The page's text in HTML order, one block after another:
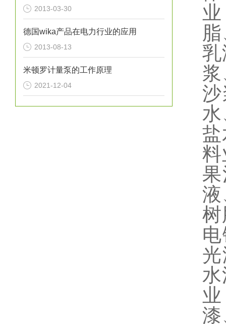
2013-03-30
德国wika产品在电力行业的应用
2013-08-13
米顿罗计量泵的工作原理
2021-12-04
乳
液
树
漆